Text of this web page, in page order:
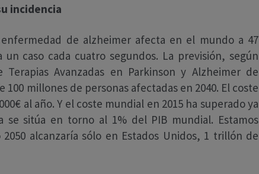
incidencia
de alzheimer afecta en el mundo a 47
caso cada cuatro segundos. La previsión, según
Avanzadas en Parkinson y Alzheimer de
millones de personas afectadas en 2040. El coste
al año. Y el coste mundial en 2015 ha superado ya
se sitúa en torno al 1% del PIB mundial. Estamos
alcanzaría sólo en Estados Unidos, 1 trillón de